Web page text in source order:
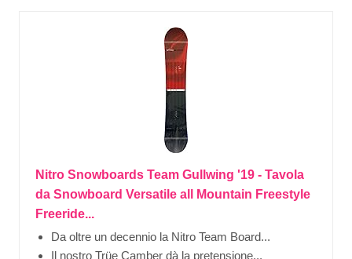
Nitro Snowboards Team Gullwing '19 - Tavola
da Snowboard Versatile all Mountain Freestyle
Freeride...
Da oltre un decennio la Nitro Team Board...
Il nostro Trüe Camber dà la pretensione...